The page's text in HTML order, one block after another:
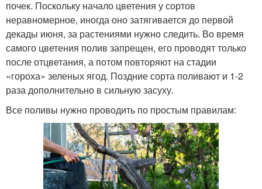
почек. Поскольку начало цветения у сортов
неравномерное, иногда оно затягивается до первой
декады июня, за растениями нужно следить. Во время
самого цветения полив запрещен, его проводят только
после отцветания, а потом повторяют на стадии
«гороха» зеленых ягод. Поздние сорта поливают и 1-2
раза дополнительно в сильную засуху.
Все поливы нужно проводить по простым правилам: